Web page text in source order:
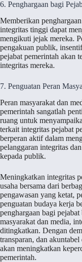
6. Penghargaan bagi
Memberikan
integritas tinggi dapat
mengikuti jejak mereka.
pengakuan publik,
pejabat pemerintah akan
integritas mereka.
7. Penguatan Peran
Peran masyarakat dan
pemerintah sangatlah
ruang untuk
terkait integritas pejabat
berperan aktif dalam
pelanggaran integritas
kepada publik.
Meningkatkan integritas
usaha bersama dari
pengawasan yang ketat,
penguatan budaya kerja
penghargaan bagi
masyarakat dan media,
ditingkatkan. Dengan
transparan, dan
akan meningkatkan
pemerintah.